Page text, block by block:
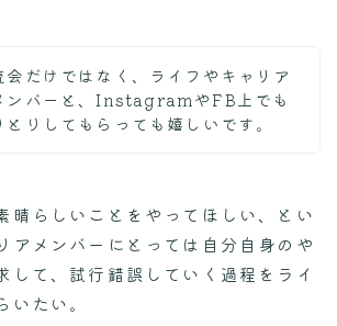
会だけではなく、ライフやキャリア
ンバーと、InstagramやFB上でも
とりしてもらっても嬉しいです。
晴らしいことをやってほしい、とい
アメンバーにとっては自分自身のや
して、試行錯誤していく過程をライ
いたい。